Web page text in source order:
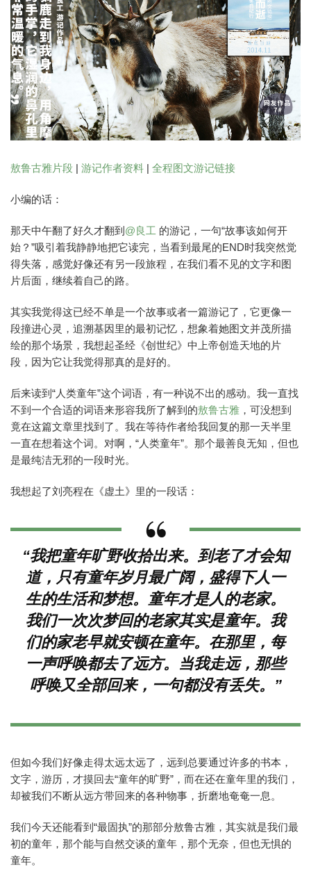
敖鲁古雅片段 | 游记作者资料 | 全程图文游记链接
小编的话：
那天中午翻了好久才翻到 @良工 的游记，一句“故事该如何开
始？”吸引着我静静地把它读完，当看到最尾的END时我突然觉
得失落，感觉好像还有另一段旅程，在我们看不见的文字和图
片后面，继续着自己的路。
其实我觉得这已经不单是一个故事或者一篇游记了，它更像一
段撞进心灵，追溯基因里的最初记忆，想象着她图文并茂所描
绘的那个场景，我想起圣经《创世纪》中上帝创造天地的片
段，因为它让我觉得那真的是好的。
后来读到“人类童年”这个词语，有一种说不出的感动。我一直找
不到一个合适的词语来形容我所了解到的敖鲁古雅 ，可没想到
竟在这篇文章里找到了。我在等待作者给我回复的那一天半里
一直在想着这个词。对啊，“人类童年”。那个最善良无知，但也
是最纯洁无邪的一段时光。
我想起了刘亮程在《虚土》里的一段话：
“我把童年旷野收拾出来。到老了才会知
道，只有童年岁月最广阔，盛得下人一
生的生活和梦想。童年才是人的老家。
我们一次次梦回的老家其实是童年。我
们的家老早就安顿在童年。在那里，每
一声呼唤都去了远方。当我走远，那些
呼唤又全部回来，一句都没有丢失。”
但如今我们好像走得太远太远了，远到总要通过许多的书本，
文字，游历，才摸回去“童年的旷野”，而在还在童年里的我们，
却被我们不断从远方带回来的各种物事，折磨地奄奄一息。
我们今天还能看到“最固执”的那部分敖鲁古雅，其实就是我们最
初的童年，那个能与自然交谈的童年，那个无奈，但也无惧的
童年。